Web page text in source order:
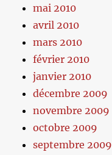
mai 2010
avril 2010
mars 2010
février 2010
janvier 2010
décembre 2009
novembre 2009
octobre 2009
septembre 2009